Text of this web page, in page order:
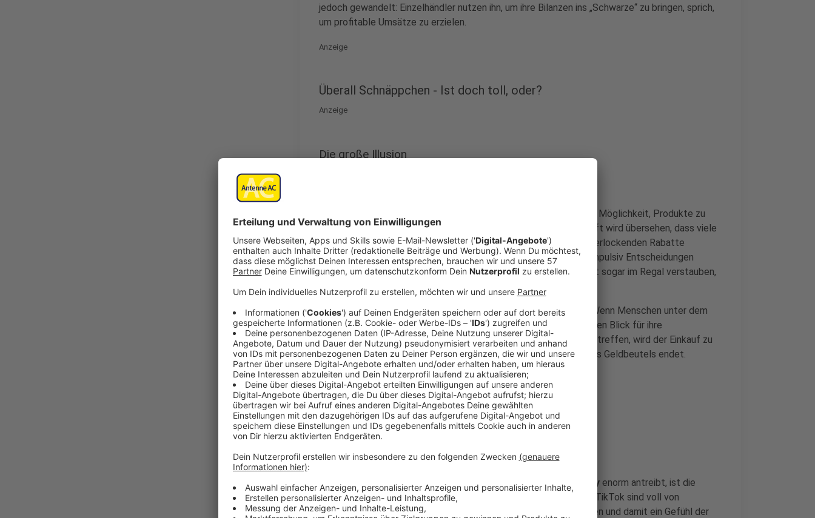
jedoch gewandelt: Einzelhändler nutzen ihn, um ihre Bilanzen ins „Schwarze“ zu bringen, sprich,
um profitable Umsätze zu erzielen.
Anzeige
Überall Schnäppchen - Ist doch toll, oder?
Anzeige
Die große Illusion
Der Grund, warum Black Friday so beliebt ist, ist die vermeintliche Möglichkeit, Produkte zu
einem Bruchteil ihres ursprünglichen Preises zu erwerben. Doch oft wird übersehen, dass viele
der angebotenen Artikel gar nicht wirklich benötigt werden. Die verlockenden Rabatte
erzeugen eine Art Kaufrausch, der dazu führt, dass Verbraucher impulsiv Entscheidungen
treffen. Man kauft Dinge, die man nicht braucht oder die vielleicht sogar im Regal verstauben,
nachdem der Rausch des Kaufens nachlässt.
Die Gefahren von Impulskäufen sollte man nicht unterschätzen. Wenn Menschen unter dem
Druck stehen, ein „Schnäppchen“ zu machen, verlieren sie häufig den Blick für ihre
tatsächlichen Bedürfnisse. Anstatt überlegte Entscheidungen zu treffen, wird der Einkauf zu
einem emotionalen Erlebnis, das oft in der Überbeanspruchung des Geldbeutels endet.
Anzeige
Konsumwahn und soziale Medien
Anzeige
Ein weiterer Aspekt, der heutzutage den Konsum am Black Friday enorm antreibt, ist die
Werbung in den sozialen Medien. Plattformen wie Instagram und TikTok sind voll von
Influencern, die ihre neuesten Käufe und Rabattcodes präsentieren und damit ein Gefühl der